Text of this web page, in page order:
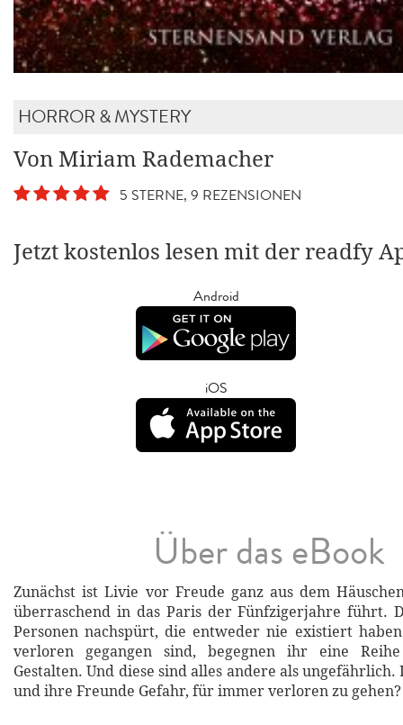
HORROR & MYSTERY
Von Miriam Rademacher
5 STERNE, 9 REZENSIONEN
Jetzt kostenlos lesen mit der readfy
Android
iOS
Über das eBook
Zunächst ist Livie vor Freude ganz aus dem
überraschend in das Paris der Fünfzigerjahre führt.
Personen nachspürt, die entweder nie existiert
verloren gegangen sind, begegnen ihr eine
Gestalten. Und diese sind alles andere als
und ihre Freunde Gefahr, für immer verloren zu gehen?